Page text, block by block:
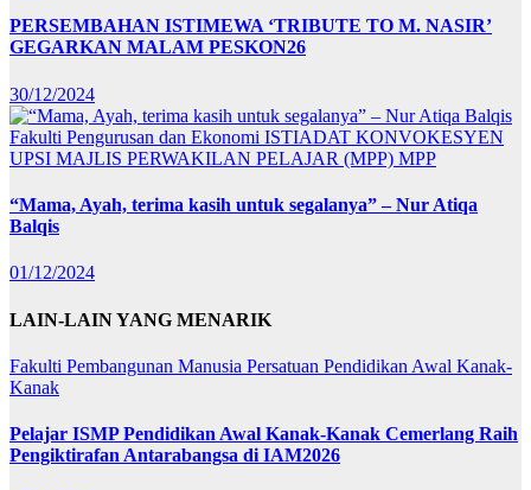
PERSEMBAHAN ISTIMEWA ‘TRIBUTE TO M. NASIR’
GEGARKAN MALAM PESKON26
30/12/2024
Fakulti Pengurusan dan Ekonomi ISTIADAT KONVOKESYEN
UPSI MAJLIS PERWAKILAN PELAJAR (MPP) MPP
“Mama, Ayah, terima kasih untuk segalanya” – Nur Atiqa
Balqis
01/12/2024
LAIN-LAIN YANG MENARIK
Fakulti Pembangunan Manusia Persatuan Pendidikan Awal Kanak-
Kanak
Pelajar ISMP Pendidikan Awal Kanak-Kanak Cemerlang Raih
Pengiktirafan Antarabangsa di IAM2026